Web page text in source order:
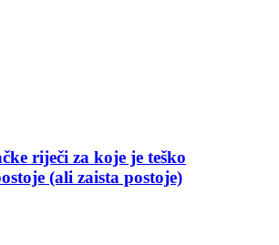
riječi za koje je teško
(ali zaista postoje)